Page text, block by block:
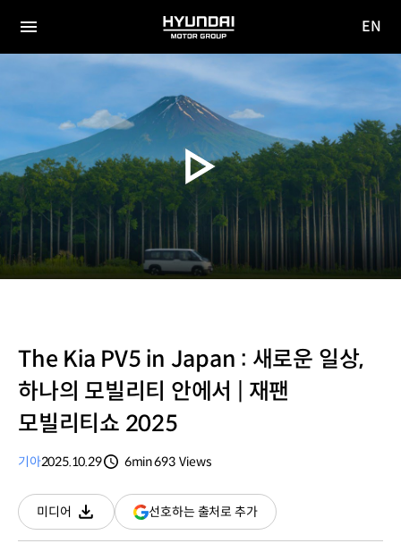
전체
HYUNDAI
MOTOR
GROUP
이동
EN
The Kia PV5 in Japan : 새로운 일상,
하나의 모빌리티 안에서 | 재팬
모빌리티쇼 2025
기아2025.10.29
6min693 Views
미디어
다운로드
선호하는 출처로 추가(새
창